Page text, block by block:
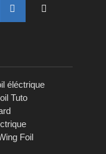
éléctrique
Tuto
Foil